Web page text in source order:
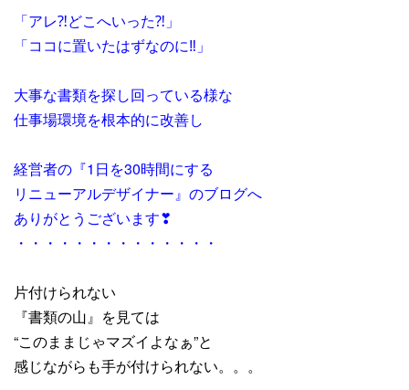
「アレ⁈どこへいった⁈」
「ココに置いたはずなのに‼」
大事な書類を探し回っている様な
仕事場環境を根本的に改善し
経営者の『1日を30時間にする
リニューアルデザイナー』のブログへ
ありがとうございます❣
・・・・・・・・・・・・・・
片付けられない
『書類の山』を見ては
“このままじゃマズイよなぁ”と
感じながらも手が付けられない。。。